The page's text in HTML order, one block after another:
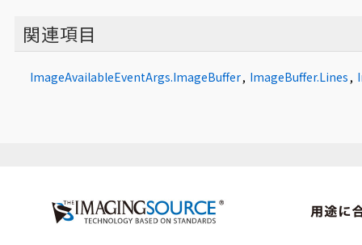
関連項目
ImageAvailableEventArgs.ImageBuffer, ImageBuffer.Lines ,